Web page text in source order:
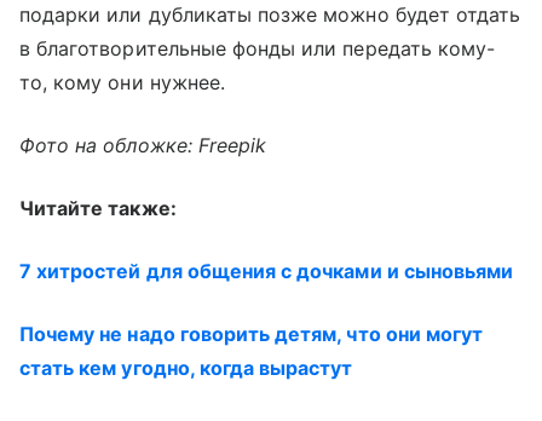
подарки или дубликаты позже можно будет отдать
в благотворительные фонды или передать кому-
то, кому они нужнее.
Фото на обложке: Freepik
Читайте также:
7 хитростей для общения с дочками и сыновьями
Почему не надо говорить детям, что они могут
стать кем угодно, когда вырастут